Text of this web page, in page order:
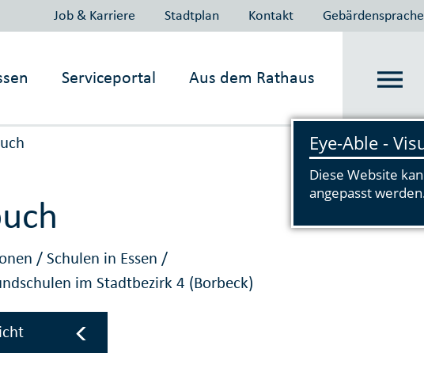
Job & Karriere Stadtplan Kontakt Gebärdensprache
Serviceportal Aus dem Rathaus
Vorlesen
/Schulen in Essen /
im Stadtbezirk 4 (Borbeck)